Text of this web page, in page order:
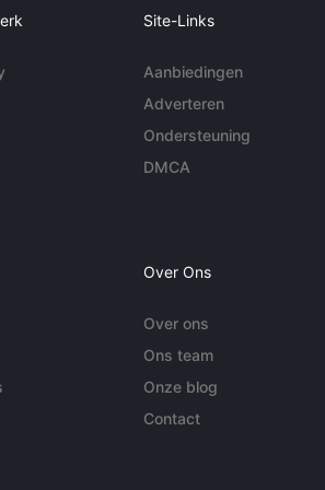
Site-Links
Aanbiedingen
Adverteren
Ondersteuning
DMCA
Over Ons
Over ons
Ons team
Onze blog
Contact